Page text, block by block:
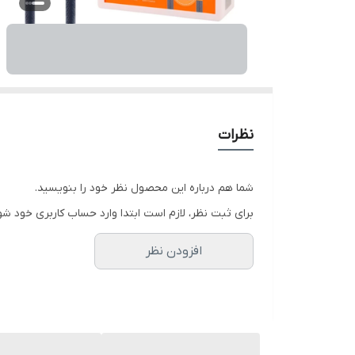
نظرات
شما هم درباره این محصول نظر خود را بنویسید.
برای ثبت نظر، لازم است ابتدا وارد حساب کاربری خود
افزودن نظر